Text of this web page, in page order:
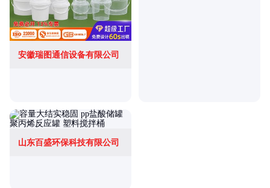
安徽瑞图通信设备有限公司
山东百盛环保科技有限公司